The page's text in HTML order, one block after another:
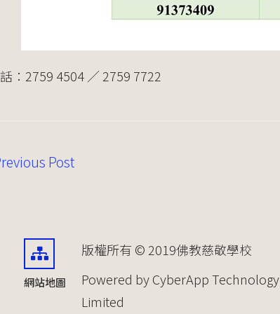
：2759 4504 ／ 2759 7722
Post
網站地圖
版權所有 © 2019佛教慈敬學校
Powered by CyberApp Technology
Limited